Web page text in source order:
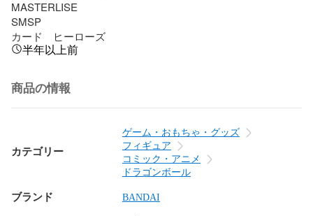
MASTERLISE
SMSP
カード　ヒーローズ
半年以上前
商品の情報
カテゴリー
ゲーム・おもちゃ・グッズ
フィギュア
コミック・アニメ
ドラゴンボール
ブランド BANDAI